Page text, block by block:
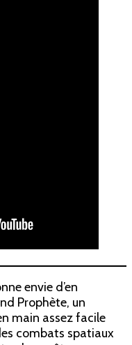
envie d’en
Prophète, un
main assez facile
combats spatiaux